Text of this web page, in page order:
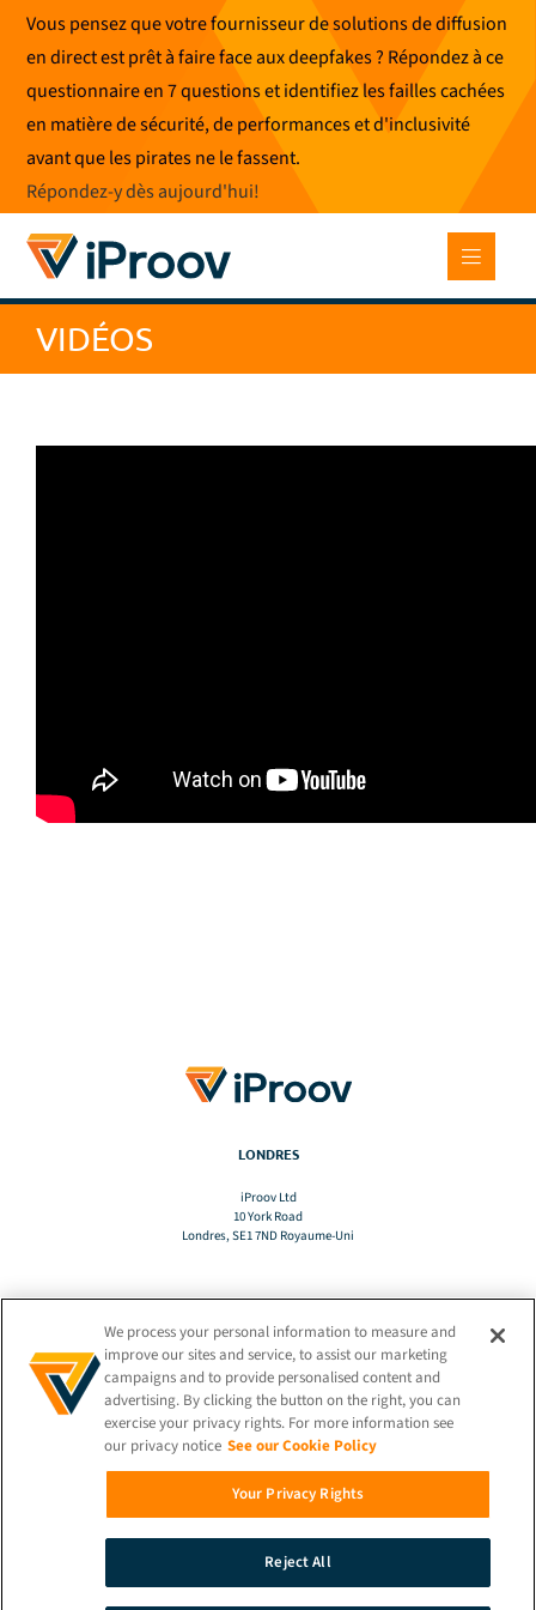
Skip
content
Vous pensez que votre fournisseur de solutions de diffusion
en direct est prêt à faire face aux deepfakes ? Répondez à ce
questionnaire en 7 questions et identifiez les failles cachées
en matière de sécurité, de performances et d'inclusivité
avant que les pirates ne le fassent.
Répondez-y dès aujourd'hui!
VIDÉOS
LONDRES
iProov Ltd
10 York Road
Londres, SE1 7ND Royaume-Uni
TRADUCTION
FR
RESTEZ CONNECTÉ !
We process your personal information to measure and
improve our sites and service, to assist our marketing
campaigns and to provide personalised content and
advertising. By clicking the button on the right, you can
exercise your privacy rights. For more information see
our privacy notice See our Cookie Policy
Your Privacy Rights
Reject All